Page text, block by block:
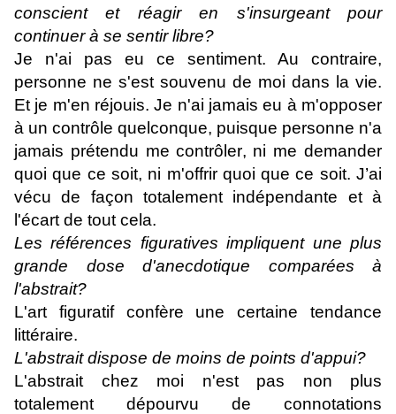
conscient et réagir en s'insurgeant pour
continuer à se sentir libre?
Je n'ai pas eu ce sentiment. Au contraire,
personne ne s'est souvenu de moi dans la vie.
Et je m'en réjouis. Je n'ai jamais eu à m'opposer
à un contrôle quelconque, puisque personne n'a
jamais prétendu me contrôler, ni me demander
quoi que ce soit, ni m'offrir quoi que ce soit. J’ai
vécu de façon totalement indépendante et à
l'écart de tout cela.
Les références figuratives impliquent une plus
grande dose d'anecdotique comparées à
l'abstrait?
L'art figuratif confère une certaine tendance
littéraire.
L'abstrait dispose de moins de points d'appui?
L'abstrait chez moi n'est pas non plus
totalement dépourvu de connotations